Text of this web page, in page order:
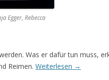
Egger, Rebecca
Was er dafür tun muss,
Reimen. Weiterlesen →